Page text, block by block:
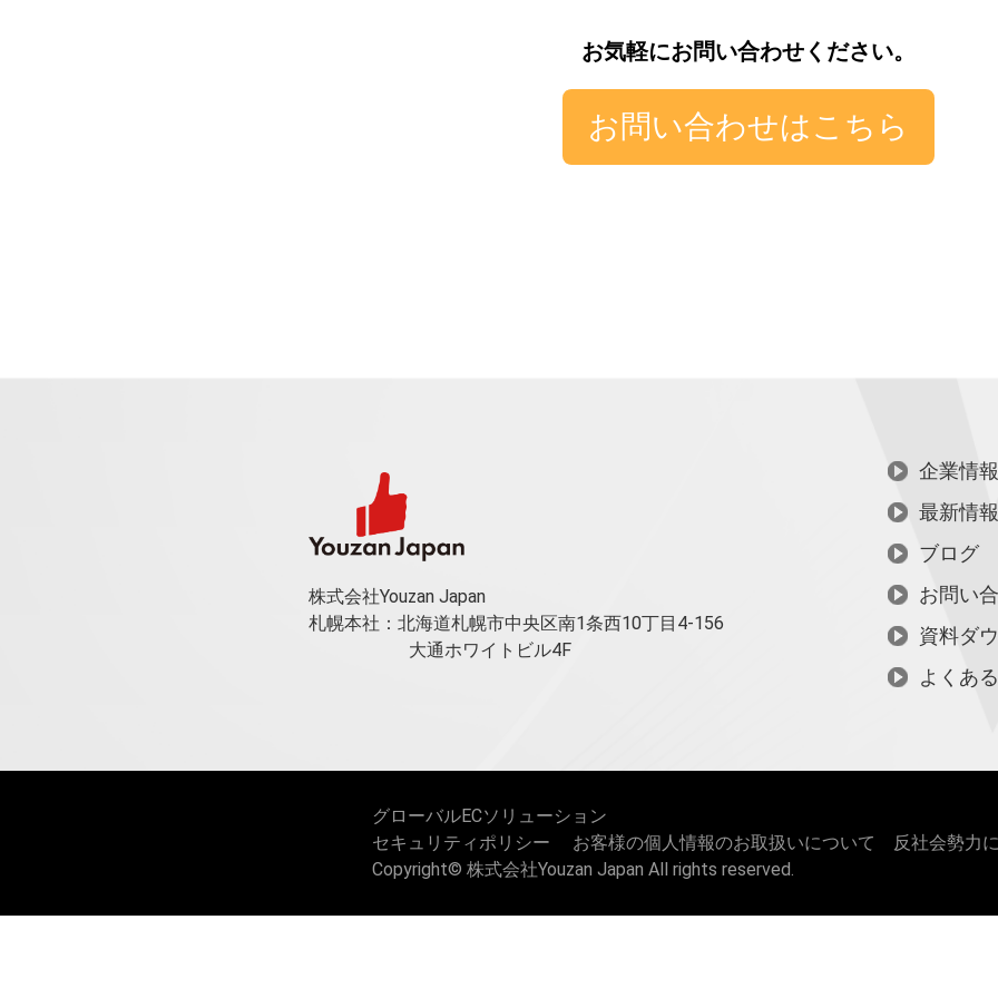
お気軽にお問い合わせください。
お問い合わせはこちら
株式会社Youzan Japan
札幌本社：北海道札幌市中央区南1条西10丁目4-156
大通ホワイトビル4F
企業情報
最新情報
ブログ
お問い
資料ダ
よくあ
グローバルECソリューション
セキュリティポリシー
お客様の個人情報のお取扱いについて
反社会勢力
Copyright© 株式会社Youzan Japan All rights reserved.